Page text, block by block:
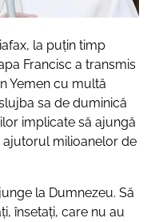
la puțin timp
Francisc a transmis
Yemen cu multă
sa de duminică
implicate să ajungă
ajutorul milioanelor de
la Dumnezeu. Să
însetați, care nu au